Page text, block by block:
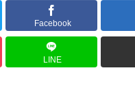
Facebook
LINE